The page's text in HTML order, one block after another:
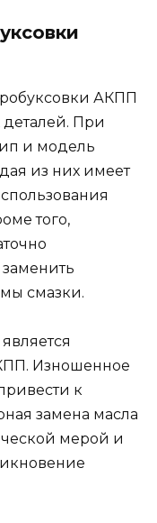
АКПП
При
и модель
из них имеет
того,
смазки.
Изношенное
к
замена масла
мерой и